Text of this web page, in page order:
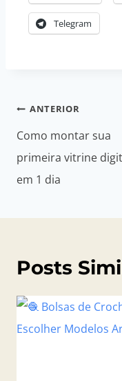
Telegram
Navegação
de
Post
ANTERIOR
Como montar sua
primeira vitrine
em 1 dia
Posts